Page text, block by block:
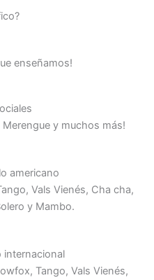
enseñamos!
y muchos más!
americano
Vals Vienés, Cha cha,
y Mambo.
internacional
Tango, Vals Vienés,